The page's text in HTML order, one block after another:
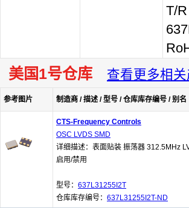
T/
美国1号仓库 查看更多相关
参考图片 制造商 / 描述 / 型号 / 仓库库存编号 / 别名
CTS-Frequency Controls
OSC LVDS SMD
详细描述：表面贴装 振荡器 312.5MHz
启用/禁用
型号： 637L31255I2T
仓库库存编号： 637L31255I2T-ND